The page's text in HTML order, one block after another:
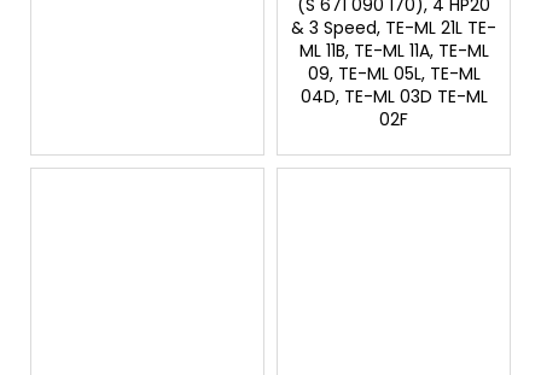
& 3 Speed, TE-ML 21L TE-
ML 11B, TE-ML 11A, TE-ML
09, TE-ML 05L, TE-ML
04D, TE-ML 03D TE-ML
02F